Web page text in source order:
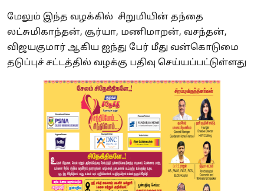
மேலும் இந்த வழக்கில் சிறுமியின் தந்தை
லட்சுமிகாந்தன், சூர்யா, மணிமாறன், வசந்தன்,
விஜயகுமார் ஆகிய ஐந்து பேர் மீது வன்கொடுமை
தடுப்புச் சட்டத்தில் வழக்கு பதிவு செய்யப்பட்டுள்ளது